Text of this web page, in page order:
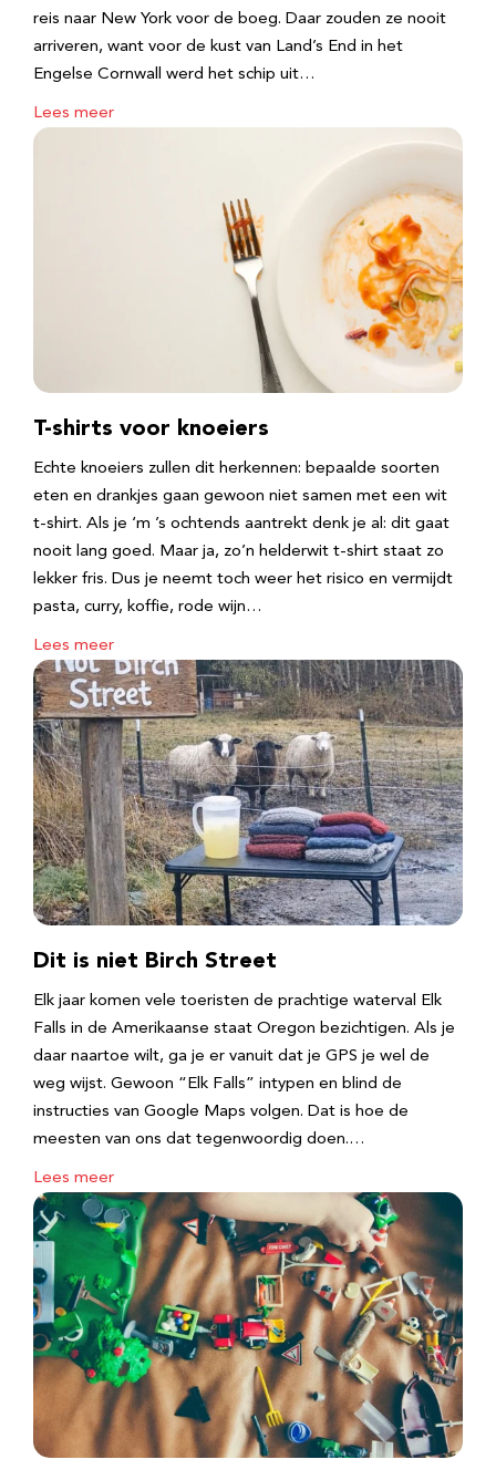
reis naar New York voor de boeg. Daar zouden ze nooit
arriveren, want voor de kust van Land’s End in het
Engelse Cornwall werd het schip uit…
Lees meer
T-shirts voor knoeiers
Echte knoeiers zullen dit herkennen: bepaalde soorten
eten en drankjes gaan gewoon niet samen met een wit
t-shirt. Als je ‘m ’s ochtends aantrekt denk je al: dit gaat
nooit lang goed. Maar ja, zo’n helderwit t-shirt staat zo
lekker fris. Dus je neemt toch weer het risico en vermijdt
pasta, curry, koffie, rode wijn…
Lees meer
Dit is niet Birch Street
Elk jaar komen vele toeristen de prachtige waterval Elk
Falls in de Amerikaanse staat Oregon bezichtigen. Als je
daar naartoe wilt, ga je er vanuit dat je GPS je wel de
weg wijst. Gewoon “Elk Falls” intypen en blind de
instructies van Google Maps volgen. Dat is hoe de
meesten van ons dat tegenwoordig doen.…
Lees meer